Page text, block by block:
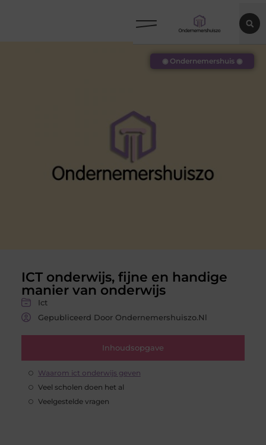
ICT onderwijs, fijne en handige
manier van onderwijs
Ict
Gepubliceerd Door Ondernemershuiszo.nl
Inhoudsopgave
Waarom ict onderwijs geven
Veel scholen doen het al
Veelgestelde vragen
◉ Ondernemershuis ◉